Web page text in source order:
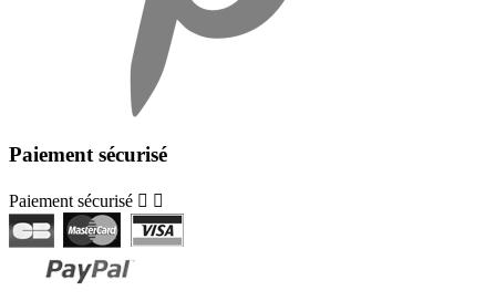
Paiement sécurisé
Paiement sécurisé  